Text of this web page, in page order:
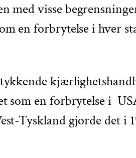
med visse
en forbrytelse i hver
som en forbrytelse i
Tyskland gjorde det i